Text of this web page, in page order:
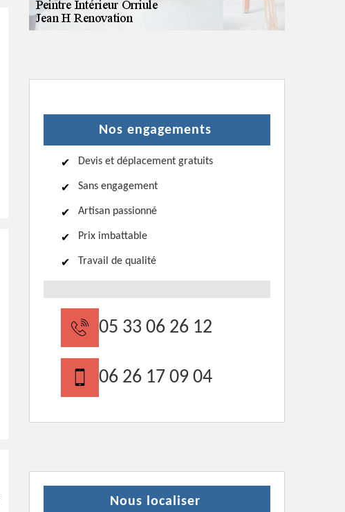
Nos engagements
Devis et déplacement gratuits
Sans engagement
Artisan passionné
Prix imbattable
Travail de qualité
05 33 06 26 12
06 26 17 09 04
Nous localiser